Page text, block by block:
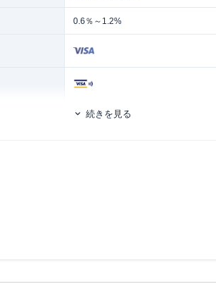
0.6％～1.2%
約2週間
続きを見る